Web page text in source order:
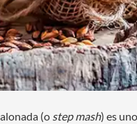
(o step mash) es